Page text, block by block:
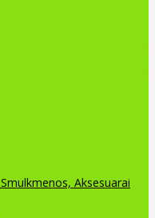
Smulkmenos, Aksesuarai